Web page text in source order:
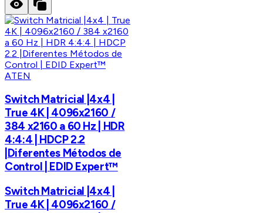
ATEN
Switch Matricial |4x4 |
True 4K | 4096x2160 /
384 x2160 a 60 Hz | HDR
4:4:4 | HDCP 2.2
|Diferentes Métodos de
Control | EDID Expert™
Switch Matricial |4x4 |
True 4K | 4096x2160 /